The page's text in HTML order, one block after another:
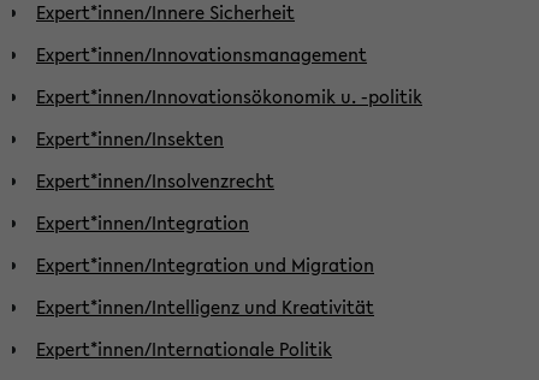
Expert*innen/Innere Sicherheit
Expert*innen/Innovationsmanagement
Expert*innen/Innovationsökonomik u. -politik
Expert*innen/Insekten
Expert*innen/Insolvenzrecht
Expert*innen/Integration
Expert*innen/Integration und Migration
Expert*innen/Intelligenz und Kreativität
Expert*innen/Internationale Politik